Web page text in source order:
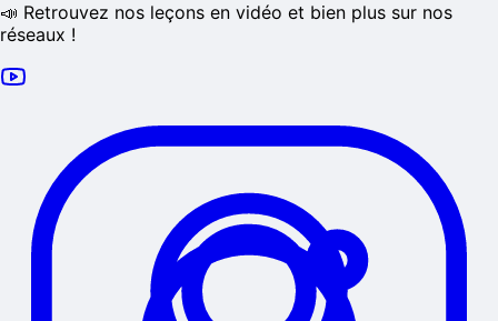
📣 Retrouvez nos leçons en vidéo et bien plus sur nos
réseaux !